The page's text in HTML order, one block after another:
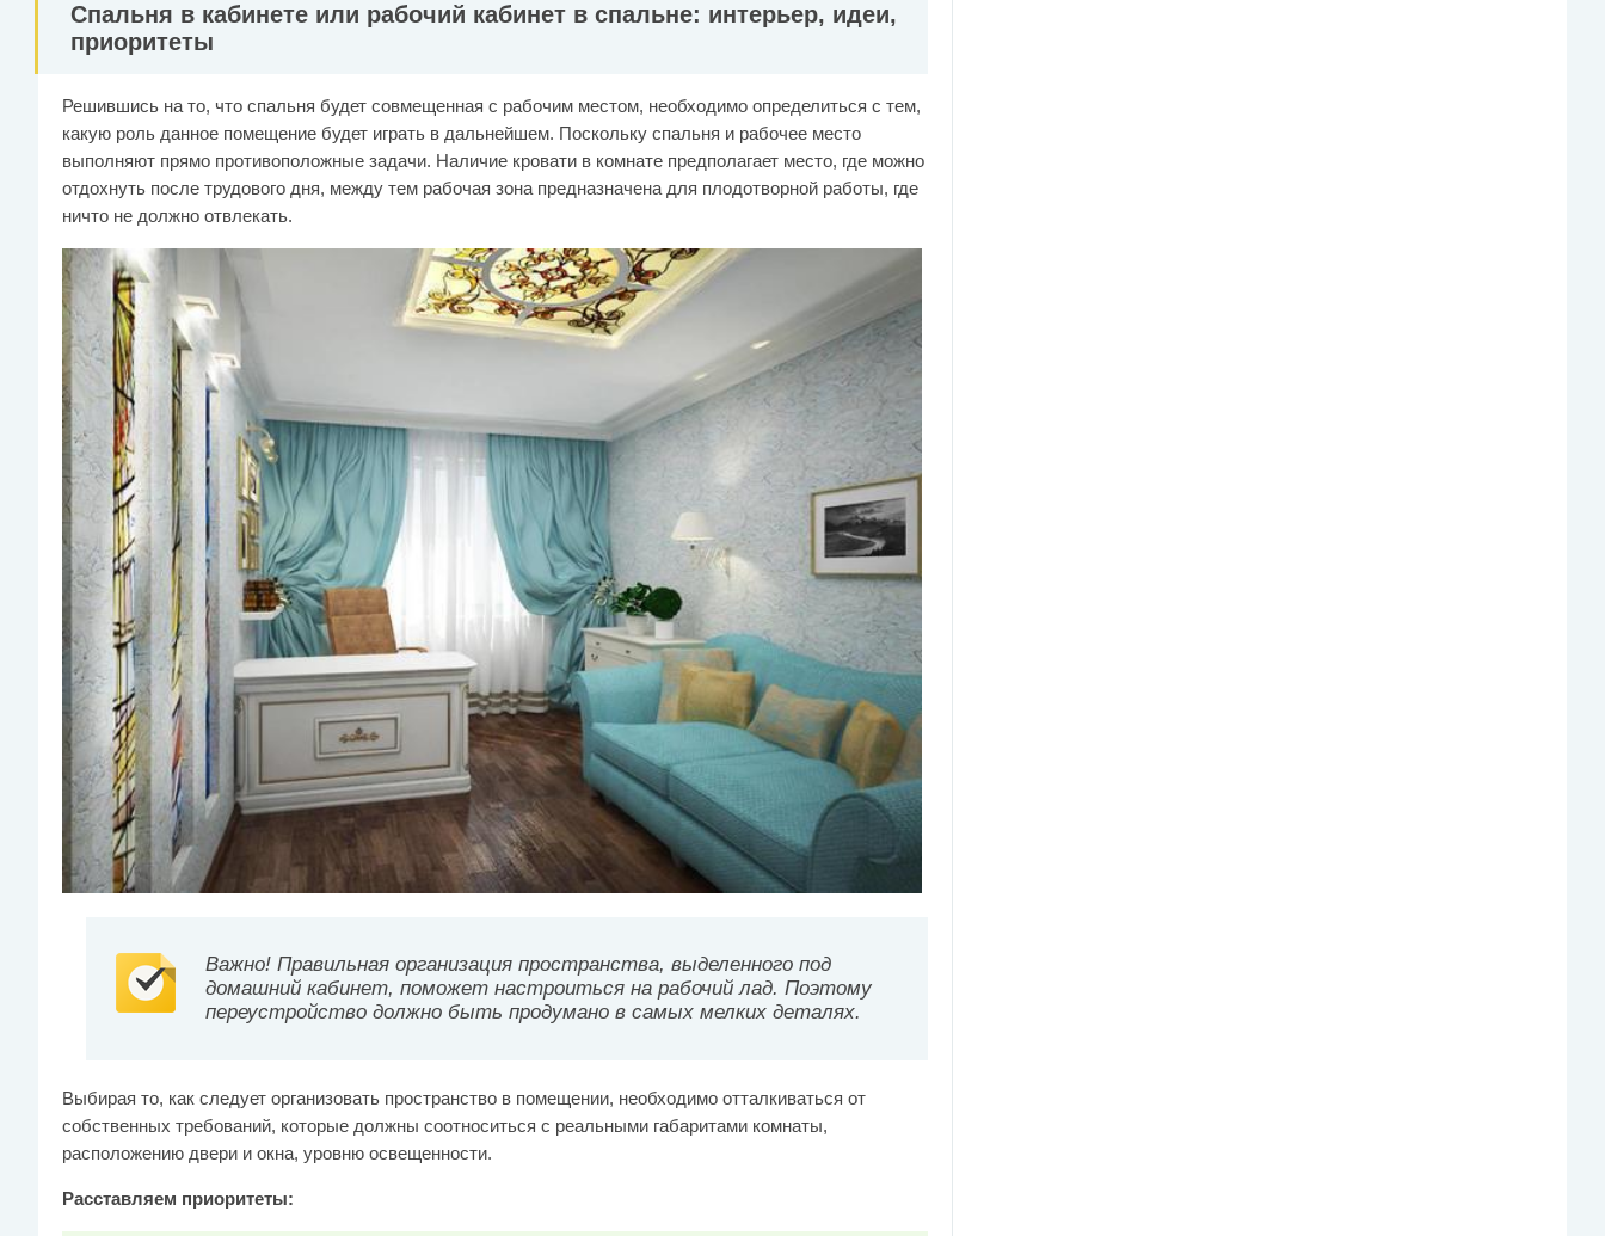
Спальня в кабинете или рабочий кабинет в спальне: интерьер, идеи,
приоритеты
Решившись на то, что спальня будет совмещенная с рабочим местом, необходимо определиться с тем,
какую роль данное помещение будет играть в дальнейшем. Поскольку спальня и рабочее место
выполняют прямо противоположные задачи. Наличие кровати в комнате предполагает место, где можно
отдохнуть после трудового дня, между тем рабочая зона предназначена для плодотворной работы, где
ничто не должно отвлекать.
Важно! Правильная организация пространства, выделенного под
домашний кабинет, поможет настроиться на рабочий лад. Поэтому
переустройство должно быть продумано в самых мелких деталях.
Выбирая то, как следует организовать пространство в помещении, необходимо отталкиваться от
собственных требований, которые должны соотноситься с реальными габаритами комнаты,
расположению двери и окна, уровню освещенности.
Расставляем приоритеты: